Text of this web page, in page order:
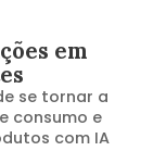
em
se tornar a
consumo e
com IA